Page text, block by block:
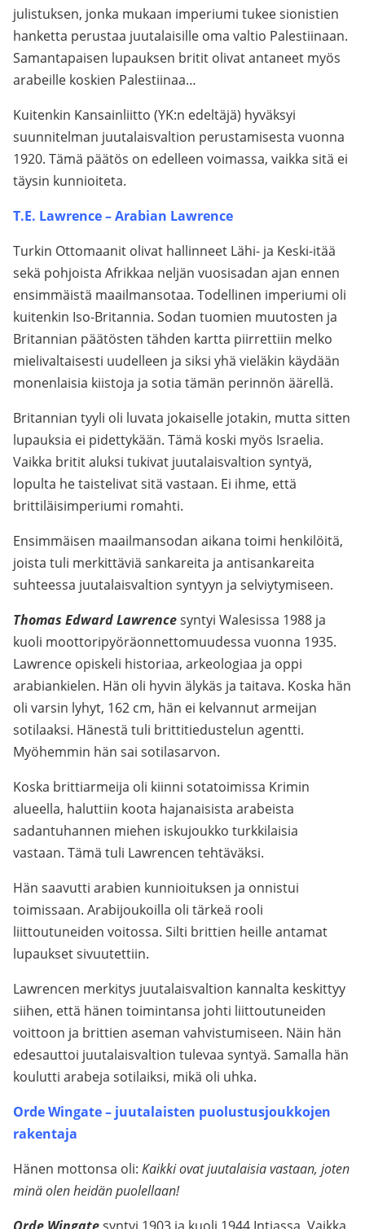
julistuksen, jonka mukaan imperiumi tukee sionistien
hanketta perustaa juutalaisille oma valtio Palestiinaan.
Samantapaisen lupauksen britit olivat antaneet myös
arabeille koskien Palestiinaa…
Kuitenkin Kansainliitto (YK:n edeltäjä) hyväksyi
suunnitelman juutalaisvaltion perustamisesta vuonna
1920. Tämä päätös on edelleen voimassa, vaikka sitä ei
täysin kunnioiteta.
T.E. Lawrence – Arabian Lawrence
Turkin Ottomaanit olivat hallinneet Lähi- ja Keski-itää
sekä pohjoista Afrikkaa neljän vuosisadan ajan ennen
ensimmäistä maailmansotaa. Todellinen imperiumi oli
kuitenkin Iso-Britannia. Sodan tuomien muutosten ja
Britannian päätösten tähden kartta piirrettiin melko
mielivaltaisesti uudelleen ja siksi yhä vieläkin käydään
monenlaisia kiistoja ja sotia tämän perinnön äärellä.
Britannian tyyli oli luvata jokaiselle jotakin, mutta sitten
lupauksia ei pidettykään. Tämä koski myös Israelia.
Vaikka britit aluksi tukivat juutalaisvaltion syntyä,
lopulta he taistelivat sitä vastaan. Ei ihme, että
brittiläisimperiumi romahti.
Ensimmäisen maailmansodan aikana toimi henkilöitä,
joista tuli merkittäviä sankareita ja antisankareita
suhteessa juutalaisvaltion syntyyn ja selviytymiseen.
Thomas Edward Lawrencesyntyi Walesissa 1988 ja
kuoli moottoripyöräonnettomuudessa vuonna 1935.
Lawrence opiskeli historiaa, arkeologiaa ja oppi
arabiankielen. Hän oli hyvin älykäs ja taitava. Koska hän
oli varsin lyhyt, 162 cm, hän ei kelvannut armeijan
sotilaaksi. Hänestä tuli brittitiedustelun agentti.
Myöhemmin hän sai sotilasarvon.
Koska brittiarmeija oli kiinni sotatoimissa Krimin
alueella, haluttiin koota hajanaisista arabeista
sadantuhannen miehen iskujoukko turkkilaisia
vastaan. Tämä tuli Lawrencen tehtäväksi.
Hän saavutti arabien kunnioituksen ja onnistui
toimissaan. Arabijoukoilla oli tärkeä rooli
liittoutuneiden voitossa. Silti brittien heille antamat
lupaukset sivuutettiin.
Lawrencen merkitys juutalaisvaltion kannalta keskittyy
siihen, että hänen toimintansa johti liittoutuneiden
voittoon ja brittien aseman vahvistumiseen. Näin hän
edesauttoi juutalaisvaltion tulevaa syntyä. Samalla hän
koulutti arabeja sotilaiksi, mikä oli uhka.
Orde Wingate – juutalaisten puolustusjoukkojen
rakentaja
Hänen mottonsa oli: Kaikki ovat juutalaisia vastaan, joten
minä olen heidän puolellaan!